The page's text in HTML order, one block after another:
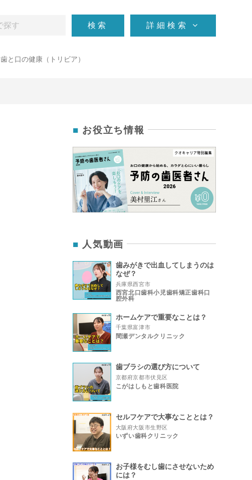
検索 詳細検索
歯と口の健康（トリビア）
お役立ち情報
人気動画
歯みがきで出血してしまうのは
なぜ？
兵庫県西宮市
西宮北口歯科小児歯科矯正歯科口
腔外科
ホームケアで重要なことは？
千葉県富津市
間瀬デンタルクリニック
歯ブラシの選び方について
京都府京都市伏見区
こがはしもと歯科医院
セルフケアで大事なこととは？
大阪府大阪市生野区
いずい歯科クリニック
お子様をむし歯にさせないため
には？